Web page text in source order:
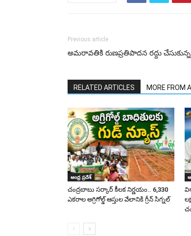
Previous article
అమరావతికి రుణప్రతిపాదన రద్దు
RELATED ARTICLES MORE FROM
ఆంధ్ర ప్రదేశ్
చంద్రబాబు సర్కార్ కీలక నిర్ణయం.. 6,330
ఎకరాల అగ్రిగోల్డ్ ఆస్తుల వేలానికి గ్రీన్ సిగ్నల్